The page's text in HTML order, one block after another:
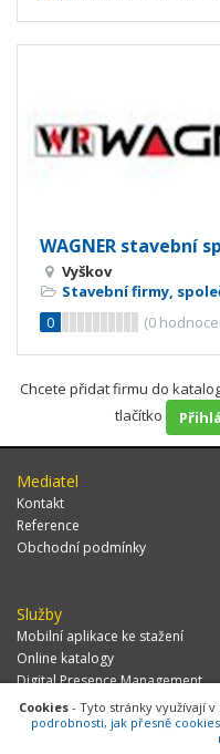
WAGNER stavební
Vyškov
Stavební firmy,
0
(0
Chcete přidat firmu do
tlačítko
Mediatel
Kontakt
Reference
Obchodní podmínky
Služby
Mobilní aplikace ke stažení
Online katalogy
Digital Presence Management
Více zákazníků
Cookies - Tyto stránky využívají
podrobnosti, jak přesně